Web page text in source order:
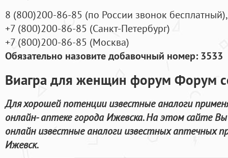
8 (800)200-86-85 (по России звонок бесплатный),
+7 (800)200-86-85 (Санкт-Петербург)
+7 (800)200-86-85 (Москва)
Обязательно назовите добавочный номер: 3533
Виагра для женщин форум Форум
Для хорошей потенции известные аналоги
онлайн- аптеке города Ижевска. На этом сайте
онлайн известные аналоги известных аптечных
Ижевск.